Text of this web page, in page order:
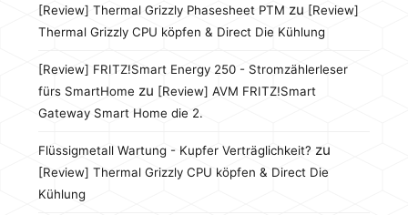
[Review] Thermal Grizzly Phasesheet PTM zu [Review]
Thermal Grizzly CPU köpfen & Direct Die Kühlung
[Review] FRITZ!Smart Energy 250 - Stromzählerleser
fürs SmartHome zu [Review] AVM FRITZ!Smart
Gateway Smart Home die 2.
Flüssigmetall Wartung - Kupfer Verträglichkeit? zu
[Review] Thermal Grizzly CPU köpfen & Direct Die
Kühlung